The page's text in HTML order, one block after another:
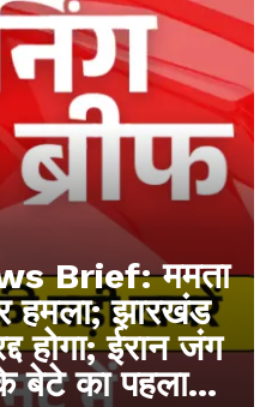
Brief: ममता
हमला; झारखंड
होगा; ईरान जंग
बेटे का पहला...